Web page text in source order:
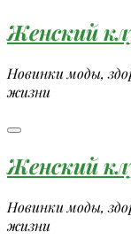
Перейти
к
содержимому
Женский
Новинки моды,
жизни
Женский
Новинки моды,
жизни